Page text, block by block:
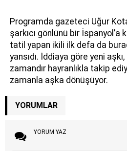
Programda gazeteci Uğur
şarkıcı gönlünü bir İspanyol’a
tatil yapan ikili ilk defa da
yansıdı. İddiaya göre yeni
zamandır hayranlıkla takip
zamanla aşka dönüşüyor.
YORUMLAR
YORUM YAZ